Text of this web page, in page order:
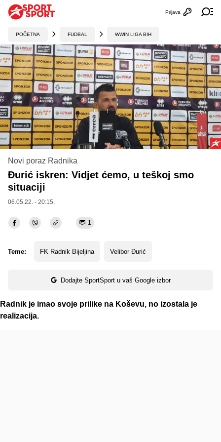
Otvori
Prijava
POČETNA FUDBAL WWIN LIGA BIH
Novi poraz Radnika
Đurić iskren: Vidjet ćemo, u teškoj smo
situaciji
06.05.22. - 20:15,
1
Teme: FK Radnik Bijeljina Velibor Đurić
Dodajte SportSport u vaš Google izbor
Radnik je imao svoje prilike na Koševu, no izostala je
realizacija.